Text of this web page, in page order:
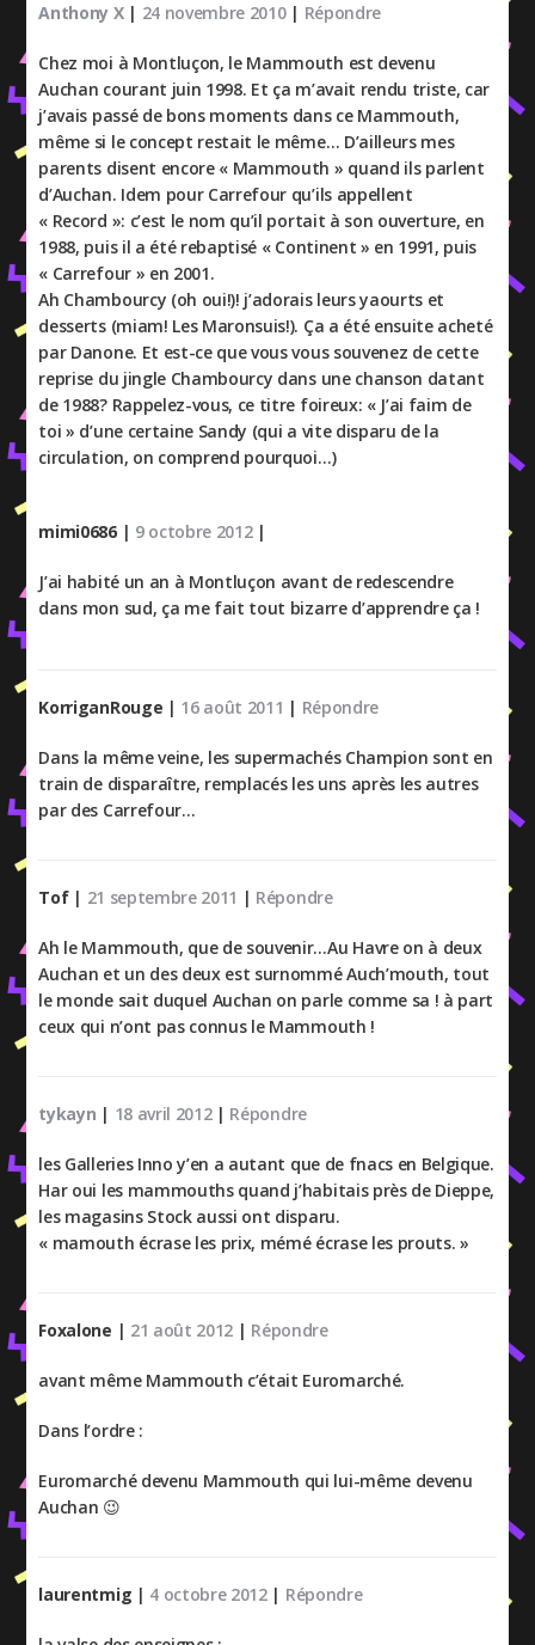
Anthony X | 24 novembre 2010| Répondre
Chez moi à Montluçon, le Mammouth est devenu
Auchan courant juin 1998. Et ça m’avait rendu triste, car
j’avais passé de bons moments dans ce Mammouth,
même si le concept restait le même… D’ailleurs mes
parents disent encore « Mammouth » quand ils parlent
d’Auchan. Idem pour Carrefour qu’ils appellent
« Record »: c’est le nom qu’il portait à son ouverture, en
1988, puis il a été rebaptisé « Continent » en 1991, puis
« Carrefour » en 2001.
Ah Chambourcy (oh oui!)! j’adorais leurs yaourts et
desserts (miam! Les Maronsuis!). Ça a été ensuite acheté
par Danone. Et est-ce que vous vous souvenez de cette
reprise du jingle Chambourcy dans une chanson datant
de 1988? Rappelez-vous, ce titre foireux: « J’ai faim de
toi » d’une certaine Sandy (qui a vite disparu de la
circulation, on comprend pourquoi…)
mimi0686 | 9 octobre 2012|
J’ai habité un an à Montluçon avant de redescendre
dans mon sud, ça me fait tout bizarre d’apprendre ça !
KorriganRouge | 16 août 2011 | Répondre
Dans la même veine, les supermachés Champion sont en
train de disparaître, remplacés les uns après les autres
par des Carrefour…
Tof | 21 septembre 2011 | Répondre
Ah le Mammouth, que de souvenir…Au Havre on à deux
Auchan et un des deux est surnommé Auch’mouth, tout
le monde sait duquel Auchan on parle comme sa ! à part
ceux qui n’ont pas connus le Mammouth !
tykayn | 18 avril 2012| Répondre
les Galleries Inno y’en a autant que de fnacs en Belgique.
Har oui les mammouths quand j’habitais près de Dieppe,
les magasins Stock aussi ont disparu.
« mamouth écrase les prix, mémé écrase les prouts. »
Foxalone | 21 août 2012 | Répondre
avant même Mammouth c’était Euromarché.
Dans l’ordre :
Euromarché devenu Mammouth qui lui-même devenu
Auchan 😉
laurentmig | 4 octobre 2012| Répondre